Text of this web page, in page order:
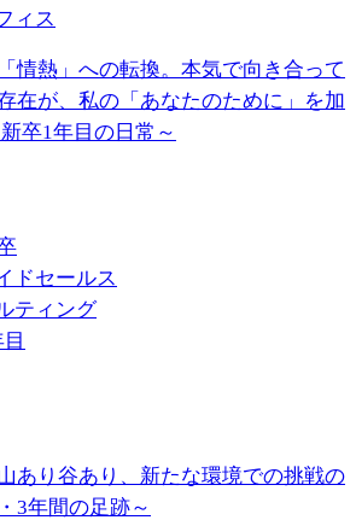
ィス
情熱」への転換。本気で向き合って
在が、私の「あなたのために」を加
卒1年目の日常～
ドセールス
ティング
あり谷あり、新たな環境での挑戦の
3年間の足跡～